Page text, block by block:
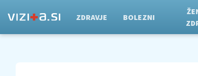
ZDRAVJE BOLEZNI